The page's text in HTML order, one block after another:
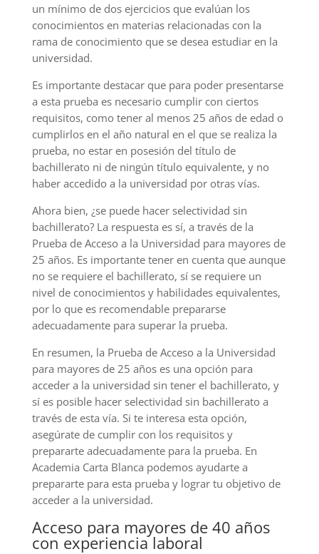
un mínimo de dos ejercicios que evalúan los
conocimientos en materias relacionadas con la
rama de conocimiento que se desea estudiar en la
universidad.
Es importante destacar que para poder presentarse
a esta prueba es necesario cumplir con ciertos
requisitos, como tener al menos 25 años de edad o
cumplirlos en el año natural en el que se realiza la
prueba, no estar en posesión del título de
bachillerato ni de ningún título equivalente, y no
haber accedido a la universidad por otras vías.
Ahora bien, ¿se puede hacer selectividad sin
bachillerato? La respuesta es sí, a través de la
Prueba de Acceso a la Universidad para mayores de
25 años. Es importante tener en cuenta que aunque
no se requiere el bachillerato, sí se requiere un
nivel de conocimientos y habilidades equivalentes,
por lo que es recomendable prepararse
adecuadamente para superar la prueba.
En resumen, la Prueba de Acceso a la Universidad
para mayores de 25 años es una opción para
acceder a la universidad sin tener el bachillerato, y
sí es posible hacer selectividad sin bachillerato a
través de esta vía. Si te interesa esta opción,
asegúrate de cumplir con los requisitos y
prepararte adecuadamente para la prueba. En
Academia Carta Blanca podemos ayudarte a
prepararte para esta prueba y lograr tu objetivo de
acceder a la universidad.
Acceso para mayores de 40 años
con experiencia laboral